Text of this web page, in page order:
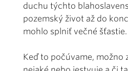
duchu týchto
pozemský život až do
mohlo splniť večné šťastie.
Keď to počúvame, možno